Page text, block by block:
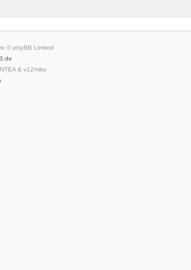
© phpBB Limited
& v12mike